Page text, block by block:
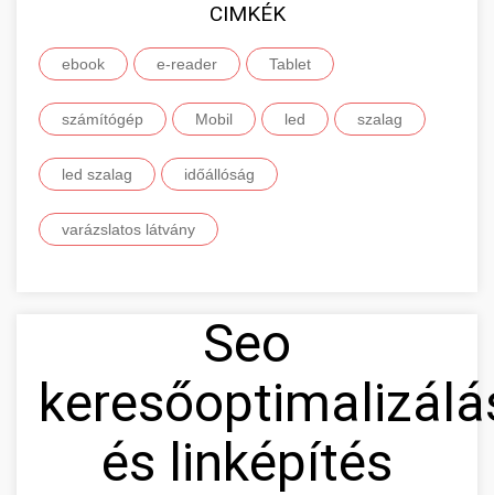
CIMKÉK
ebook e-reader Tablet
számítógép Mobil led szalag
led szalag időállóság
varázslatos látvány
Seo
és linképítés